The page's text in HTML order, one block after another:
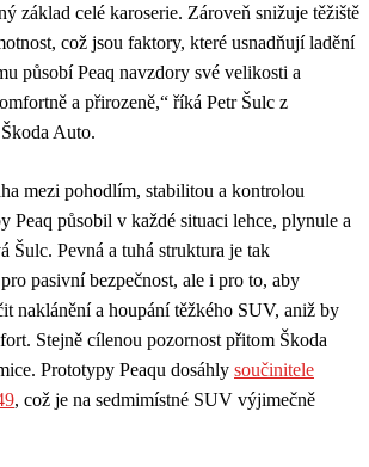
základ celé karoserie. Zároveň snižuje těžiště
což jsou faktory, které usnadňují ladění
působí Peaq navzdory své velikosti a
a přirozeně,“ říká Petr Šulc z
Auto.
mezi pohodlím, stabilitou a kontrolou
Peaq působil v každé situaci lehce, plynule a
Šulc. Pevná a tuhá struktura je tak
pasivní bezpečnost, ale i pro to, aby
naklánění a houpání těžkého SUV, aniž by
Stejně cílenou pozornost přitom Škoda
Prototypy Peaqu dosáhly součinitele
, což je na sedmimístné SUV výjimečně